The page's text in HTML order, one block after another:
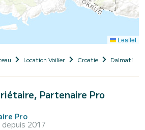
Leaflet
Location Voilier Croatie Dalmatie
Partenaire Pro
Pro
depuis 2017